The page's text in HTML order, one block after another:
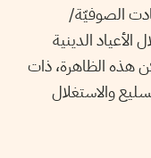
الصوفيّة/
الدينية
هذه الظاهرة، ذات
والاستغلال